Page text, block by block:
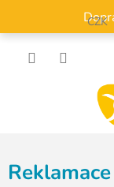
obsah
CZK
Reklamace